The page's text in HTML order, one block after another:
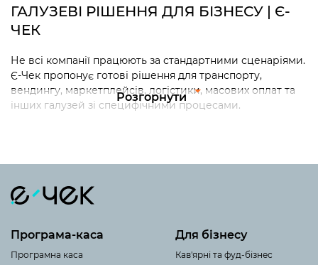
ГАЛУЗЕВІ РІШЕННЯ ДЛЯ БІЗНЕСУ | Є-
ЧЕК
Не всі компанії працюють за стандартними сценаріями.
Є-Чек пропонує готові рішення для транспорту,
вендингу, маркетплейсів, логістики, масових оплат та
інших галузей зі специфічними процесами.
фіскалізації. Якщо готового рішення немає, адаптуємо
необхідний сценарій роботи.
банками та платіжними сервісами, офлайн-режим, API,
спеціалізовані інтерфейси та корпоративні сценарії
Розгорнути
Програма-каса
Програмна каса
Для бізнесу
Кав'ярні та фуд-бізнес